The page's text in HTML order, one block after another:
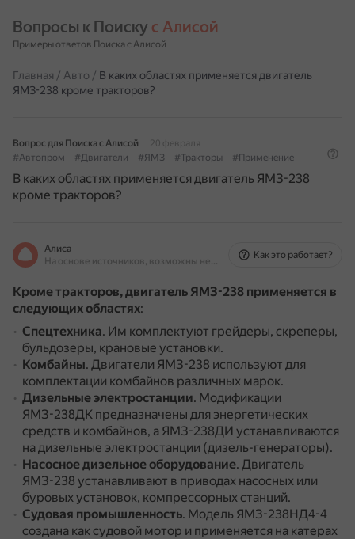
Вопросы к Поиску с Алисой
Примеры ответов Поиска с Алисой
Главная / Авто / В каких областях применяется двигатель
ЯМЗ-238 кроме тракторов?
Вопрос для Поиска с Алисой
20 февраля
#Автопром
#Двигатели #ЯМЗ #Тракторы #Применение
В каких областях применяется двигатель ЯМЗ-238
кроме тракторов?
Алиса
На основе источников, возможны неточности
Как это работает?
Кроме тракторов, двигатель ЯМЗ-238 применяется в
следующих областях:
Спецтехника. Им комплектуют грейдеры, скреперы,
бульдозеры, крановые установки.
Комбайны. Двигатели ЯМЗ-238 используют для
комплектации комбайнов различных марок.
Дизельные электростанции. Модификации
ЯМЗ-238ДК предназначены для энергетических
средств и комбайнов, а ЯМЗ-238ДИ устанавливаются
на дизельные электростанции (дизель-генераторы).
Насосное дизельное оборудование. Двигатель
ЯМЗ-238 устанавливают в приводах насосных или
буровых установок, компрессорных станций.
Судовая промышленность. Модель ЯМЗ-238НД4-4
создана как судовой мотор и применяется на катерах